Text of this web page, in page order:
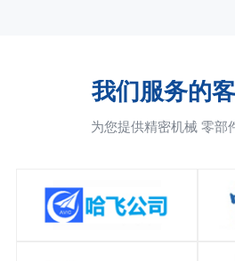
我们服务的
为您提供精密机械 零部